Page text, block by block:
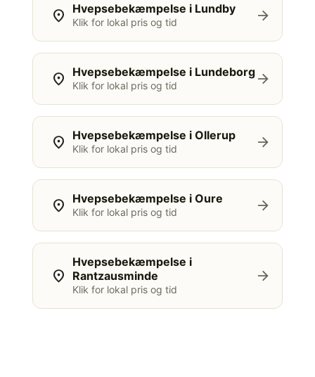
location_on Hvepsebekæmpelse i Lundby
Klik for lokal pris og tid arrow_forward
location_on Hvepsebekæmpelse i Lundeborg
Klik for lokal pris og tid arrow_forward
location_on Hvepsebekæmpelse i Ollerup
Klik for lokal pris og tid arrow_forward
location_on Hvepsebekæmpelse i Oure
Klik for lokal pris og tid arrow_forward
location_on
Hvepsebekæmpelse i
Rantzausminde
Klik for lokal pris og tid
arrow_forward